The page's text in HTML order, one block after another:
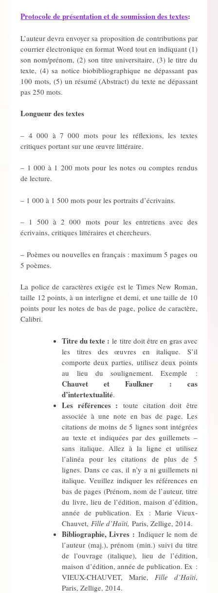
Protocole de présentation et de soumission des textes:
L’auteur devra envoyer sa proposition de contributions par
courrier électronique en format Word tout en indiquant (1)
son nom/prénom, (2) son titre universitaire, (3) le titre du
texte, (4) sa notice biobibliographique ne dépassant pas
100 mots, (5) un résumé (Abstract) du texte ne dépassant
pas 250 mots.
Longueur des textes
– 4 000 à 7 000 mots pour les réflexions, les textes
critiques portant sur une œuvre littéraire.
– 1 000 à 1 200 mots pour les notes ou comptes rendus
de lecture.
– 1 000 à 1 500 mots pour les portraits d’écrivains.
– 1 500 à 2 000 mots pour les entretiens avec des
écrivains, critiques littéraires et chercheurs.
– Poèmes ou nouvelles en français : maximum 5 pages ou
5 poèmes.
La police de caractères exigée est le Times New Roman,
taille 12 points, à un interligne et demi, et une taille de 10
points pour les notes de bas de page, police de caractère,
Calibri.
Titre du texte : le titre doit être en gras avec
les titres des œuvres en italique. S’il
comporte deux parties, utilisez deux points
au lieu du soulignement. Exemple :
Chauvet et Faulkner : cas
d’intertextualité.
Les références : toute citation doit être
associée à une note en bas de page. Les
citations de moins de 5 lignes sont intégrées
au texte et indiquées par des guillemets –
sans italique. Allez à la ligne et utilisez
l’alinéa pour les citations de plus de 5
lignes. Dans ce cas, il n’y a ni guillemets ni
italique. Veuillez indiquer les références en
bas de pages (Prénom, nom de l’auteur, titre
du livre, lieu de l’édition, maison d’édition,
année de publication. Ex : Marie Vieux-
Chauvet, Fille d’Haïti,Paris, Zellige, 2014.
Bibliographie, Livres : Indiquer le nom de
l’auteur (maj.), prénom (min.) suivi du titre
de l’ouvrage (italique), lieu de l’édition,
maison d’édition, année de publication. Ex :
VIEUX-CHAUVET, Marie, Fille d’Haïti,
Paris, Zellige, 2014.